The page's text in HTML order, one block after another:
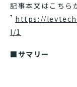
記事本文はこちら
https://
l/1
■サマリー